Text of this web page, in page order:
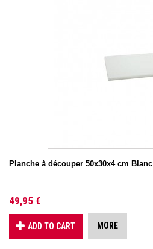
Planche à découper 50x30x4 cm Blanc
49,95 €
ADD TO CART MORE